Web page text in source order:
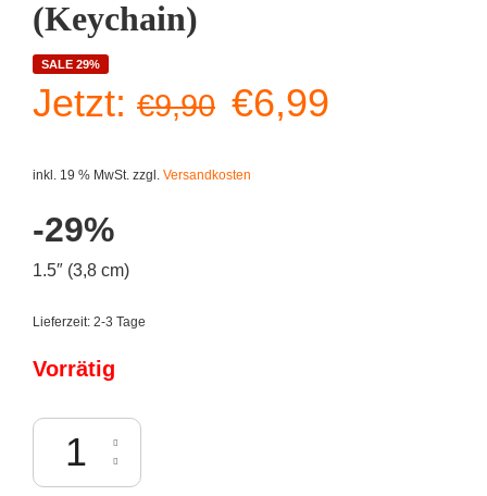
(Keychain)
SALE 29%
Jetzt: €9,90 Ursprünglicher
Preis
€6,99
inkl. 19 % MwSt. zzgl. Versandkosten
-29%
1.5″ (3,8 cm)
Lieferzeit: 2-3 Tage
Vorrätig
Funko Pocket POP! Marvel - Zombie Gambit (Keychain) Menge